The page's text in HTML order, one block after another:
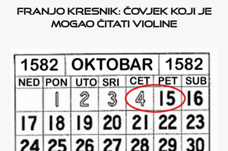
Franjo Kresnik: čovjek koji je
mogao čitati violine